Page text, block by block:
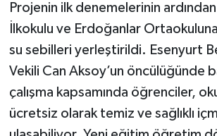
Projenin ilk denemelerinin
İlkokulu ve Erdoğanlar Ortaokuluna
su sebilleri yerleştirildi. Esenyurt
Vekili Can Aksoy’un öncülüğünde
çalışma kapsamında öğrenciler,
ücretsiz olarak temiz ve sağlıklı